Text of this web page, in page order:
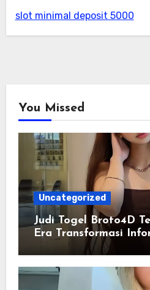
slot minimal deposit 5000
You Missed
Uncategorized
Judi Togel Broto4D
Era Transformasi